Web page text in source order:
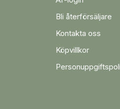
Bli återförsäljare
Kontakta oss
Köpvillkor